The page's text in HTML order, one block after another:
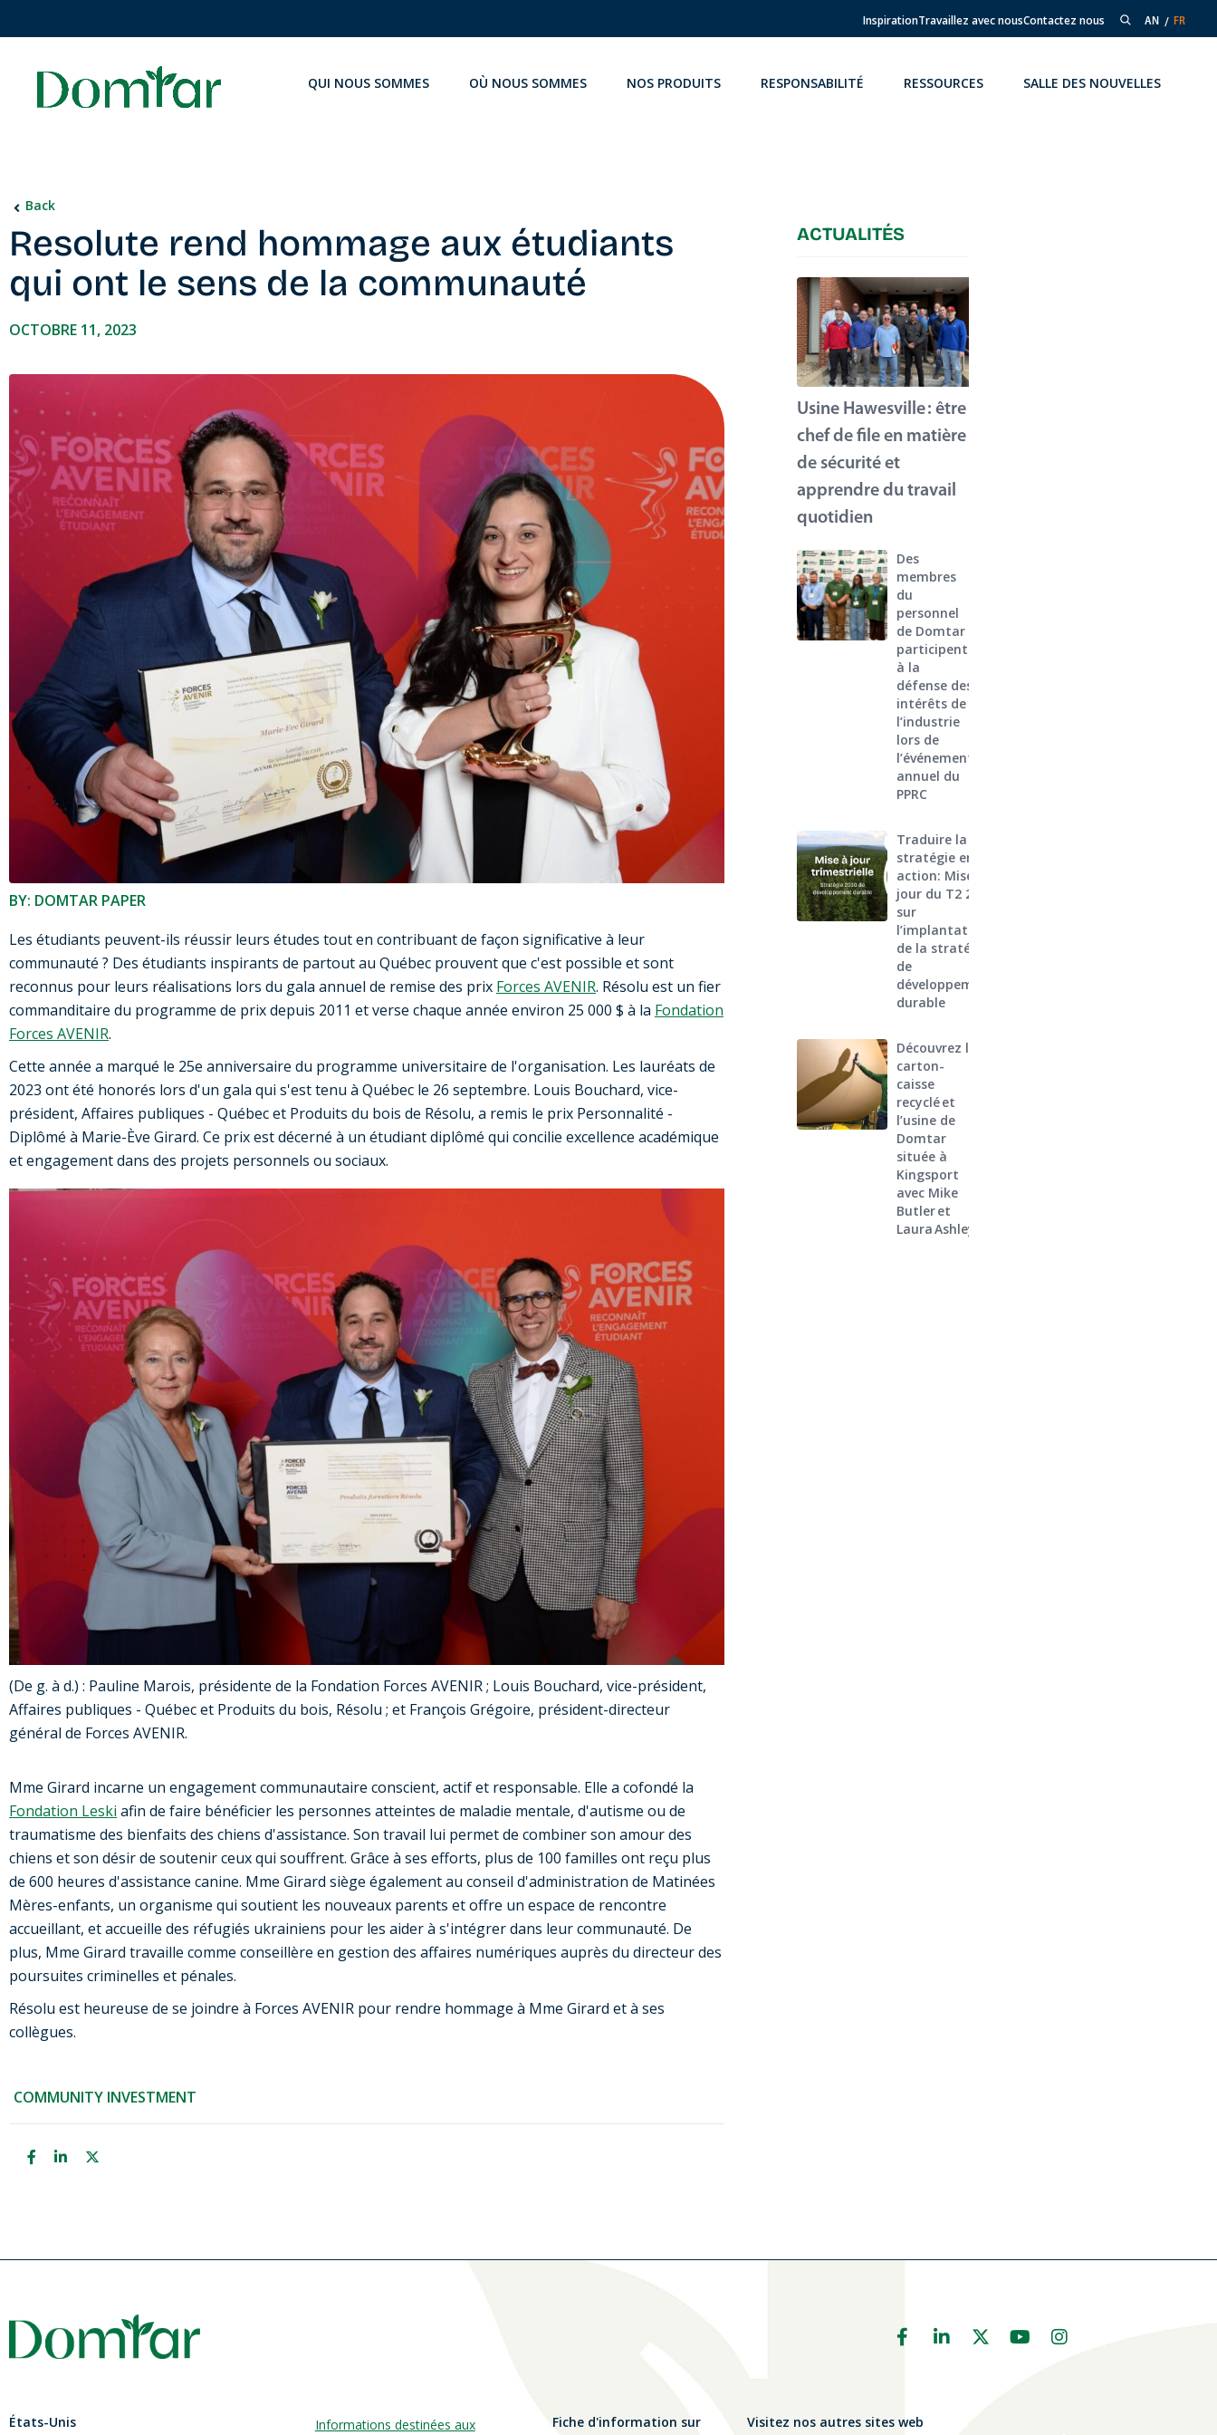
InspirationTravaillez avec nousContactez nous AN FR
QUI NOUS SOMMES OÙ NOUS SOMMES NOS PRODUITS RESPONSABILITÉ RESSOURCES SALLE DES NOUVELLES
Back
Resolute rend hommage aux étudiants
qui ont le sens de la communauté
OCTOBRE 11, 2023
BY: DOMTAR PAPER
Les étudiants peuvent-ils réussir leurs études tout en contribuant de façon significative à leur
communauté ? Des étudiants inspirants de partout au Québec prouvent que c'est possible et sont
reconnus pour leurs réalisations lors du gala annuel de remise des prix Forces AVENIR. Résolu est un fier
commanditaire du programme de prix depuis 2011 et verse chaque année environ 25 000 $ à la Fondation
Forces AVENIR.
Cette année a marqué le 25e anniversaire du programme universitaire de l'organisation. Les lauréats de
2023 ont été honorés lors d'un gala qui s'est tenu à Québec le 26 septembre. Louis Bouchard, vice-
président, Affaires publiques - Québec et Produits du bois de Résolu, a remis le prix Personnalité -
Diplômé à Marie-Ève Girard. Ce prix est décerné à un étudiant diplômé qui concilie excellence académique
et engagement dans des projets personnels ou sociaux.
(De g. à d.) : Pauline Marois, présidente de la Fondation Forces AVENIR ; Louis Bouchard, vice-président,
Affaires publiques - Québec et Produits du bois, Résolu ; et François Grégoire, président-directeur
général de Forces AVENIR.
Mme Girard incarne un engagement communautaire conscient, actif et responsable. Elle a cofondé la
Fondation Leski afin de faire bénéficier les personnes atteintes de maladie mentale, d'autisme ou de
traumatisme des bienfaits des chiens d'assistance. Son travail lui permet de combiner son amour des
chiens et son désir de soutenir ceux qui souffrent. Grâce à ses efforts, plus de 100 familles ont reçu plus
de 600 heures d'assistance canine. Mme Girard siège également au conseil d'administration de Matinées
Mères-enfants, un organisme qui soutient les nouveaux parents et offre un espace de rencontre
accueillant, et accueille des réfugiés ukrainiens pour les aider à s'intégrer dans leur communauté. De
plus, Mme Girard travaille comme conseillère en gestion des affaires numériques auprès du directeur des
poursuites criminelles et pénales.
Résolu est heureuse de se joindre à Forces AVENIR pour rendre hommage à Mme Girard et à ses
collègues.
COMMUNITY INVESTMENT
ACTUALITÉS
Usine Hawesville : être
chef de file en matière
de sécurité et
apprendre du travail
quotidien
Des
membres
du
personnel
de Domtar
participent
à la
défense des
intérêts de
l’industrie
lors de
l’événement
annuel du
PPRC
Traduire la
stratégie en
action: Mise à
jour du T2 2026
sur
l’implantation
de la stratégie
de
développement
durable
Découvrez le
carton-
caisse
recyclé et
l’usine de
Domtar
située à
Kingsport
avec Mike
Butler et
Laura Ashley
États-Unis
Informations destinées aux
Fiche d'information sur
Visitez nos autres sites web